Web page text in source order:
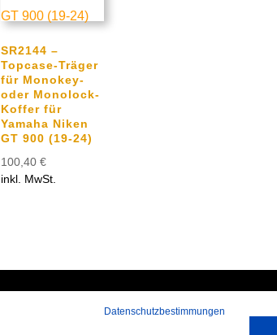
SR2144 –
Topcase-Träger
für Monokey-
oder Monolock-
Koffer für
Yamaha Niken
GT 900 (19-24)
100,40€
inkl. MwSt.
Hans-Pinsel-Straße 9a
Datenschutzbestimmungen